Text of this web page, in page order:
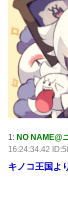
1: NO NAME@
16:24:34.42
キノコ王国よ